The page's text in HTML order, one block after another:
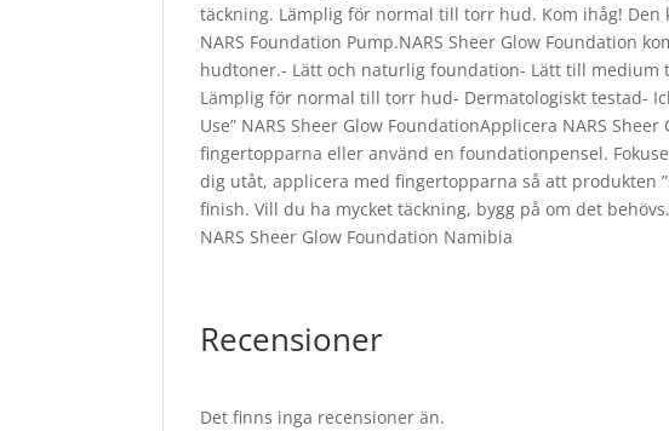
täckning. Lämplig för normal till torr hud. Kom ihåg!
NARS Foundation Pump.NARS Sheer Glow Foundation
hudtoner.- Lätt och naturlig foundation- Lätt till
Lämplig för normal till torr hud- Dermatologiskt testad-
Use” NARS Sheer Glow FoundationApplicera NARS
fingertopparna eller använd en foundationpensel.
dig utåt, applicera med fingertopparna så att produkten
finish. Vill du ha mycket täckning, bygg på om det
NARS Sheer Glow Foundation Namibia
Recensioner
Det finns inga recensioner än.